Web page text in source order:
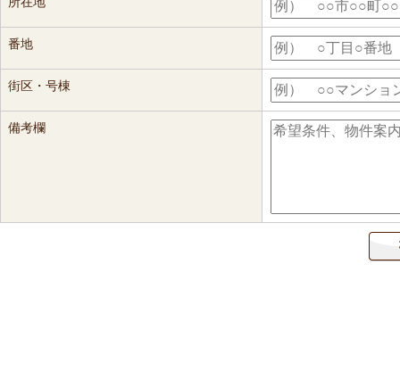
番地
街区・号棟
備考欄